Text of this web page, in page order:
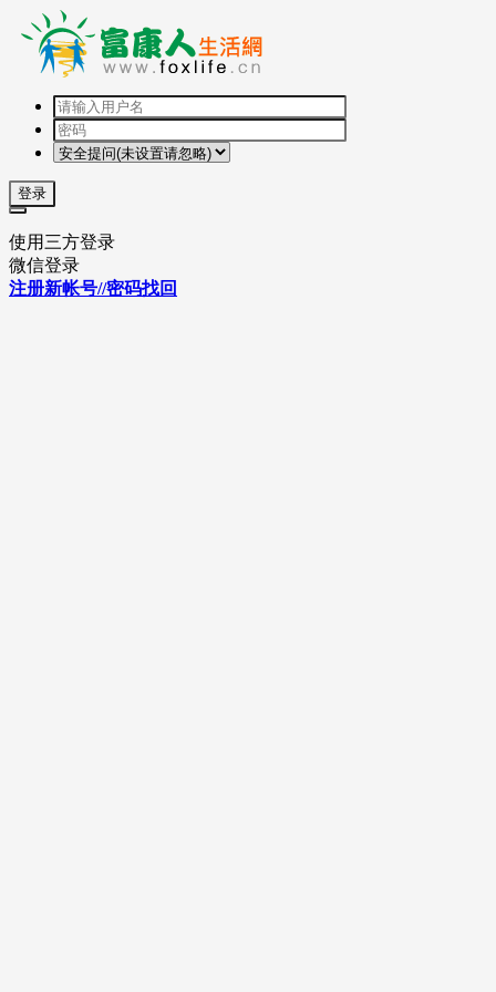
登录
使用三方登录
微信登录
注册新帐号//密码找回